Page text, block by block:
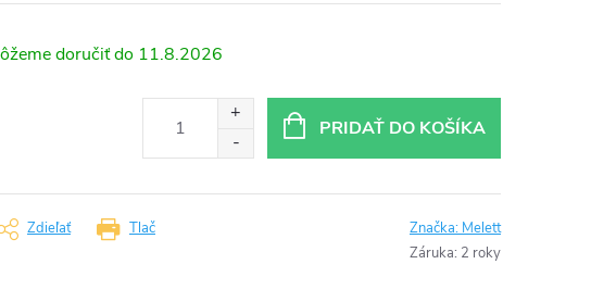
11.8.2026
PRIDAŤ DO KOŠÍKA
Tlač
Zdieľať Značka: Melett
Záruka: 2 roky